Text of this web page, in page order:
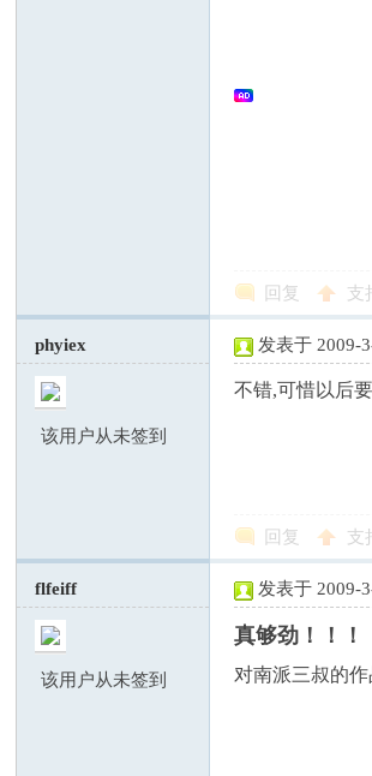
回复 支
phyiex
该用户从未签到
发表于 2009-
不错,可惜以后
回复 支
flfeiff
该用户从未签到
发表于 2009-
真够劲！！！
对南派三叔的